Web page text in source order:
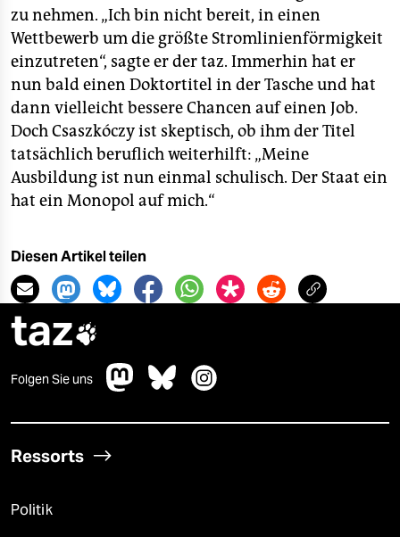
zu nehmen. „Ich bin nicht bereit, in einen
Wettbewerb um die größte Stromlinienförmigkeit
einzutreten“, sagte er der taz. Immerhin hat er
nun bald einen Doktortitel in der Tasche und hat
dann vielleicht bessere Chancen auf einen Job.
Doch Csaszkóczy ist skeptisch, ob ihm der Titel
tatsächlich beruflich weiterhilft: „Meine
Ausbildung ist nun einmal schulisch. Der Staat ein
hat ein Monopol auf mich.“
Diesen Artikel teilen
taz
Folgen Sie uns
Ressorts
Politik